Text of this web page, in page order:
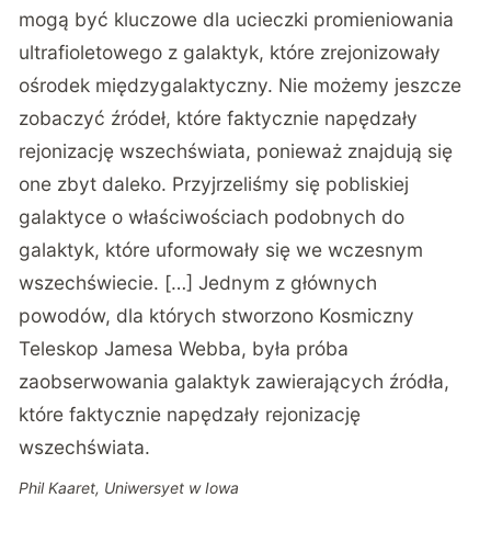
mogą być kluczowe dla ucieczki promieniowania
ultrafioletowego z galaktyk, które zrejonizowały
ośrodek międzygalaktyczny. Nie możemy jeszcze
zobaczyć źródeł, które faktycznie napędzały
rejonizację wszechświata, ponieważ znajdują się
one zbyt daleko. Przyjrzeliśmy się pobliskiej
galaktyce o właściwościach podobnych do
galaktyk, które uformowały się we wczesnym
wszechświecie. […] Jednym z głównych
powodów, dla których stworzono Kosmiczny
Teleskop Jamesa Webba, była próba
zaobserwowania galaktyk zawierających źródła,
które faktycznie napędzały rejonizację
wszechświata.
Phil Kaaret, Uniwersyet w Iowa